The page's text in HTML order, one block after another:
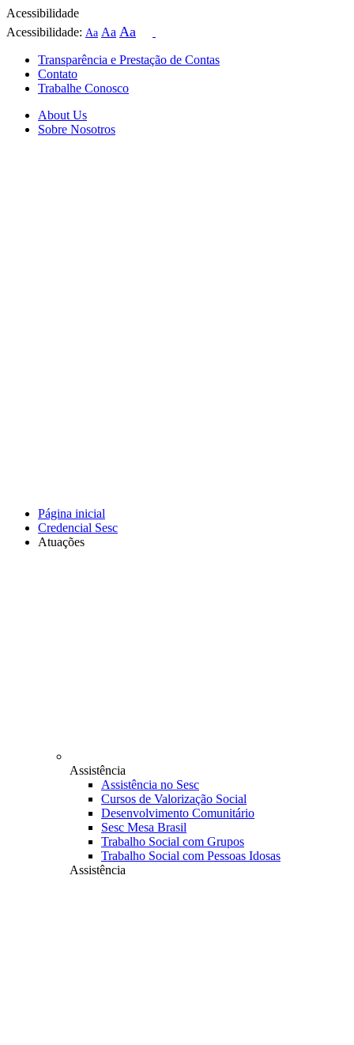
Acessibilidade
Acessibilidade: Aa Aa Aa
Transparência e Prestação de Contas
Contato
Trabalhe Conosco
About Us
Sobre Nosotros
Página inicial
Credencial Sesc
Atuações
Assistência
Assistência no Sesc
Cursos de Valorização Social
Desenvolvimento Comunitário
Sesc Mesa Brasil
Trabalho Social com Grupos
Trabalho Social com Pessoas Idosas
Assistência